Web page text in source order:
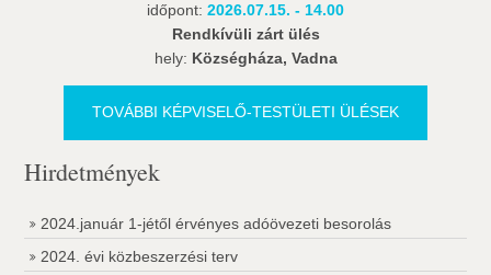
időpont: 2026.07.15. - 14.00
Rendkívüli zárt ülés
hely: Községháza, Vadna
TOVÁBBI KÉPVISELŐ-TESTÜLETI ÜLÉSEK
Hirdetmények
2024.január 1-jétől érvényes adóövezeti besorolás
2024. évi közbeszerzési terv